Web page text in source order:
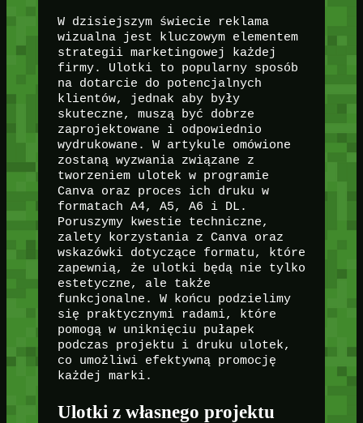
W dzisiejszym świecie reklama
wizualna jest kluczowym elementem
strategii marketingowej każdej
firmy. Ulotki to popularny sposób
na dotarcie do potencjalnych
klientów, jednak aby były
skuteczne, muszą być dobrze
zaprojektowane i odpowiednio
wydrukowane. W artykule omówione
zostaną wyzwania związane z
tworzeniem ulotek w programie
Canva oraz proces ich druku w
formatach A4, A5, A6 i DL.
Poruszymy kwestie techniczne,
zalety korzystania z Canva oraz
wskazówki dotyczące formatu, które
zapewnią, że ulotki będą nie tylko
estetyczne, ale także
funkcjonalne. W końcu podzielimy
się praktycznymi radami, które
pomogą w uniknięciu pułapek
podczas projektu i druku ulotek,
co umożliwi efektywną promocję
każdej marki.
Ulotki z własnego projektu